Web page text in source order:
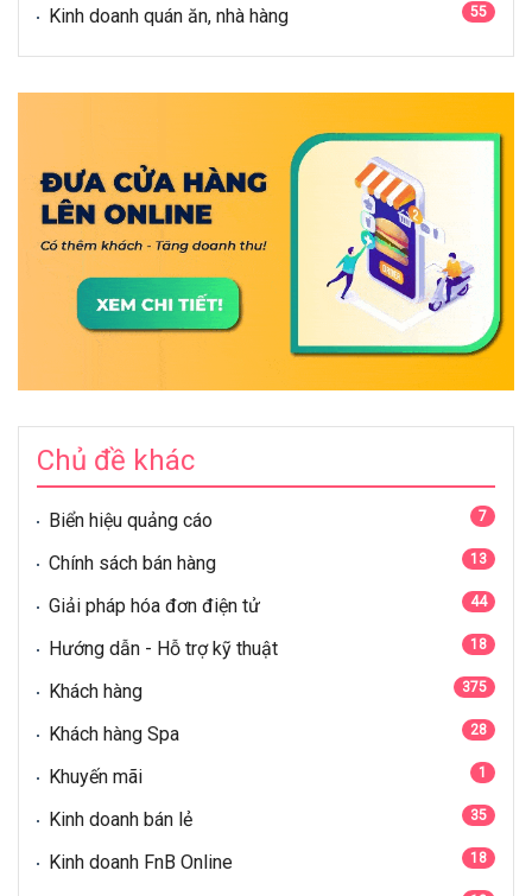
Kinh doanh quán ăn, nhà hàng 55
Chủ đề khác
Biển hiệu quảng cáo 7
Chính sách bán hàng 13
Giải pháp hóa đơn điện tử 44
Hướng dẫn - Hỗ trợ kỹ thuật 18
Khách hàng 375
Khách hàng Spa 28
Khuyến mãi 1
Kinh doanh bán lẻ 35
Kinh doanh FnB Online 18